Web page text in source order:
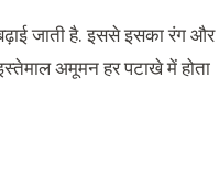
जाती है. इससे इसका रंग और
अमूमन हर पटाखे में होता